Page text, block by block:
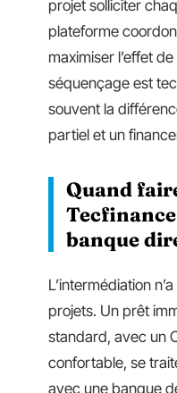
projet solliciter
plateforme
maximiser l’effet
séquençage est
souvent la
partiel et un
Quand
banque
L’intermédiation
projets. Un prêt
standard, avec un
confortable, se
avec une banque